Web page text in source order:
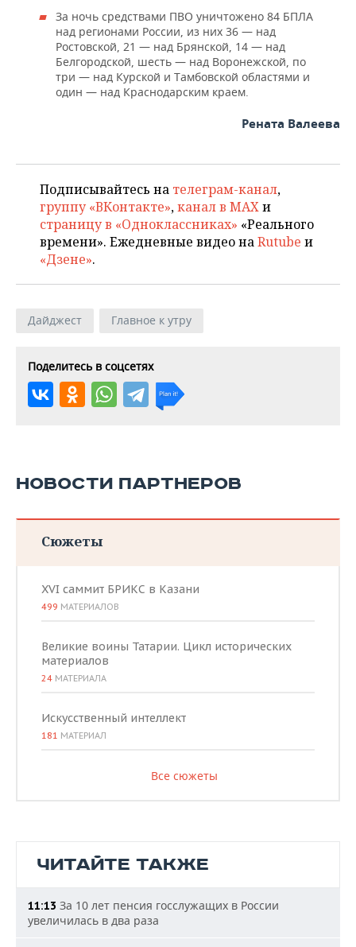
За ночь средствами ПВО уничтожено 84 БПЛА
над регионами России, из них 36 — над
Ростовской, 21 — над Брянской, 14 — над
Белгородской, шесть — над Воронежской, по
три — над Курской и Тамбовской областями и
один — над Краснодарским краем.
Рената Валеева
Подписывайтесь на телеграм-канал,
группу «ВКонтакте»,канал в MAXи
страницу в «Одноклассниках» «Реального
времени». Ежедневные видео наRutube и
«Дзене».
Дайджест Главное к утру
Поделитесь в соцсетях
НОВОСТИ ПАРТНЕРОВ
Сюжеты
XVI саммит БРИКС в Казани
499 МАТЕРИАЛОВ
Великие воины Татарии. Цикл исторических
материалов
24 МАТЕРИАЛА
Искусственный интеллект
181 МАТЕРИАЛ
Все сюжеты
ЧИТАЙТЕ ТАКЖЕ
11:13 За 10 лет пенсия госслужащих в России
увеличилась в два раза